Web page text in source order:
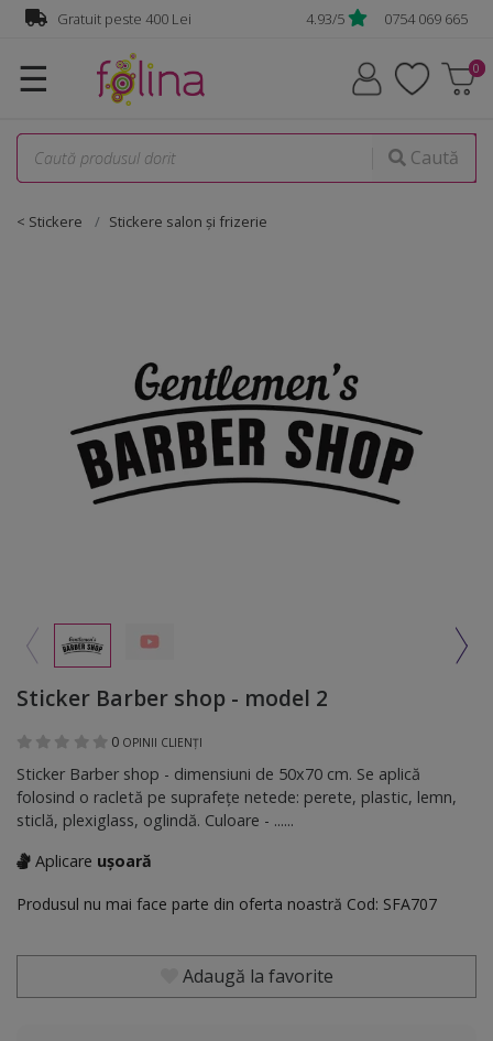
Gratuit peste 400 Lei 4.93/5 0754 069 665
☰
Caută
< Stickere Stickere salon şi frizerie
Sticker Barber shop - model 2
0 OPINII CLIENȚI
Sticker Barber shop - dimensiuni de 50x70 cm. Se aplică
folosind o racletă pe suprafeţe netede: perete, plastic, lemn,
sticlă, plexiglass, oglindă. Culoare - ......
Aplicare ușoară
Produsul nu mai face parte din oferta noastră Cod: SFA707
Adaugă la favorite